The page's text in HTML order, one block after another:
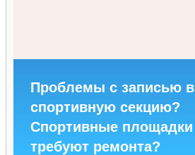
Проблемы с записью в
спортивную секцию?
Спортивные площадки
требуют ремонта?